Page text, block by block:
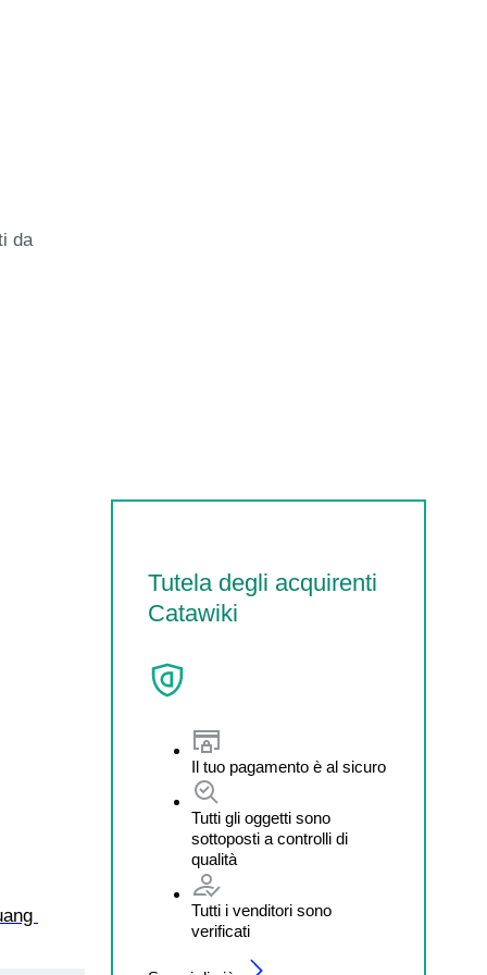
da
Tutela degli acquirenti
Catawiki
Il tuo pagamento è al sicuro
Tutti gli oggetti sono
sottoposti a controlli di
qualità
Tutti i venditori sono
verificati